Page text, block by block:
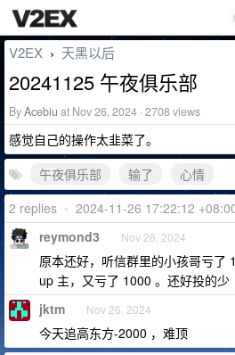
V2EX › 天黑以后
20241125 午夜俱乐部
ByAcebiu at Nov 26, 2024 · 2708 views
感觉自己的操作太韭菜了。
午夜俱乐部
输了
心情
2 replies • 2024-11-26 17:22:12
reymond3 Nov 26, 2024
原本还好，听信群里的小孩哥亏了
up 主，又亏了 1000 。还好投的少
jktm Nov 26, 2024
今天追高东方-2000 ，难顶